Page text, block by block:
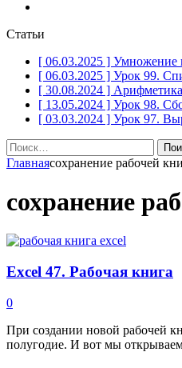
Статьи
[ 06.03.2025 ] Умножение
[ 06.03.2025 ] Урок 99.
[ 30.08.2024 ]
[ 13.05.2024 ] Урок 98.
[ 03.03.2024 ] Урок 97.
Найти:
Главнаясохранение рабочей
сохранение
Excel 47. Рабочая книга
0
При создании новой рабочей
полугодие. И вот мы